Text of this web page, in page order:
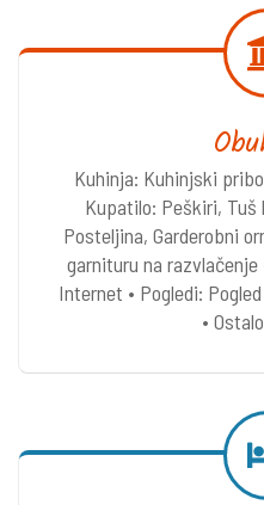
Kuhinja: Kuhinjski
Kupatilo: Peškiri, Tuš
Posteljina, Garderobni
garnituru na razvlačenje
Internet • Pogledi:
•